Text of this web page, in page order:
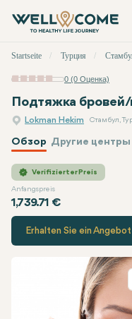
меню
Startseite Турция
0 (0 Оценка)
Подтяжка
Lokman Hekim Стамбул,
Обзор Другие центры
Verifizierter Preis
Anfangspreis
1,739.71 €
Lokman HekimЦена
Erhalten Sie ein Angebot